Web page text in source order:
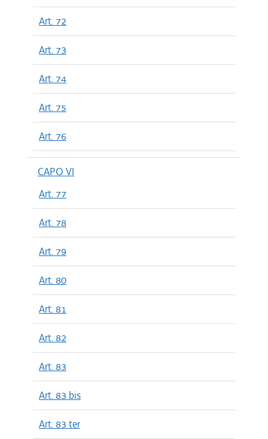
Art. 72
Art. 73
Art. 74
Art. 75
Art. 76
CAPO VI
Art. 77
Art. 78
Art. 79
Art. 80
Art. 81
Art. 82
Art. 83
Art. 83 bis
Art. 83 ter